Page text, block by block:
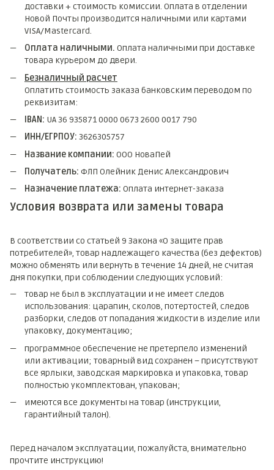
доставки + стоимость комиссии. Оплата в отделении
Новой Почты производится наличными или картами
VISA/Mastercard.
Оплата наличными. Оплата наличными при доставке
товара курьером до двери.
Безналичный расчет
Оплатить стоимость заказа банковским переводом по
реквизитам:
IBAN: UA 36 935871 0000 0673 2600 0017 790
ИНН/ЕГРПОУ: 3626305757
Название компании: ООО НоваПей
Получатель: ФЛП Олейник Денис Александрович
Назначение платежа: Оплата интернет-заказа
Условия возврата или замены товара
В соответствии со статьей 9 Закона «О защите прав
потребителей», товар надлежащего качества (без дефектов)
можно обменять или вернуть в течение 14 дней, не считая
дня покупки, при соблюдении следующих условий:
товар не был в эксплуатации и не имеет следов
использования: царапин, сколов, потертостей, следов
разборки, следов от попадания жидкости в изделие или
упаковку, документацию;
программное обеспечение не претерпело изменений
или активации; товарный вид сохранен – присутствуют
все ярлыки, заводская маркировка и упаковка, товар
полностью укомплектован, упакован;
имеются все документы на товар (инструкции,
гарантийный талон).
Перед началом эксплуатации, пожалуйста, внимательно
прочтите инструкцию!